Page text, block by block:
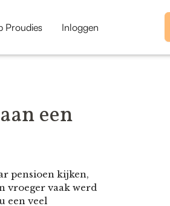
Proudies Inloggen
een
pensioen kijken,
vroeger vaak werd
een veel